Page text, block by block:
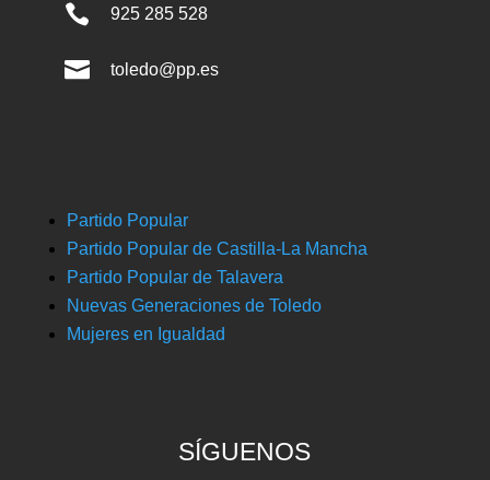
 925 285 528
 toledo@pp.es
Partido Popular
Partido Popular de Castilla-La Mancha
Partido Popular de Talavera
Nuevas Generaciones de Toledo
Mujeres en Igualdad
SÍGUENOS